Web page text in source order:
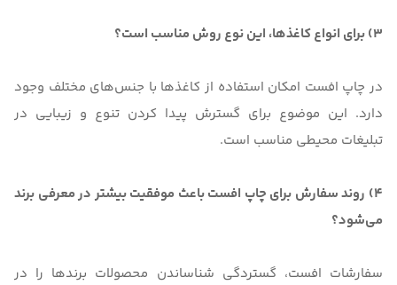
3) برای انواع کاغذها، این نوع روش مناسب است؟
در چاپ افست امکان استفاده از کاغذها با جنس‌های مختلف وجود
دارد. این موضوع برای گسترش پیدا کردن تنوع و زیبایی در
تبلیغات محیطی مناسب است.
4) روند سفارش برای چاپ افست باعث موفقیت بیشتر در معرفی برند
می‌شود؟
سفارشات افست، گستردگی شناساندن محصولات برندها را در